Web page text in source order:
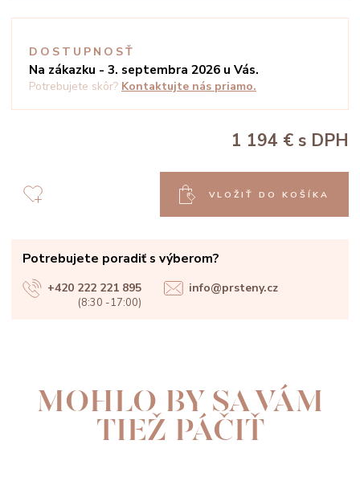
DOSTUPNOSŤ
Na zákazku - 3. septembra 2026 u Vás.
Potrebujete skôr? Kontaktujte nás priamo.
1 194 € s DPH
VLOŽIŤ DO KOŠÍKA
Potrebujete poradiť s výberom?
+420 222 221 895
(8:30 -17:00)
info@prsteny.cz
MOHLO BY SA VÁM
TIEŽ PÁČIŤ